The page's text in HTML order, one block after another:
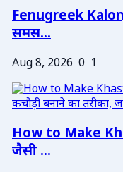
Fenugreek
समस...
Aug 8, 2026 0 1
How to Make
जैसी ...